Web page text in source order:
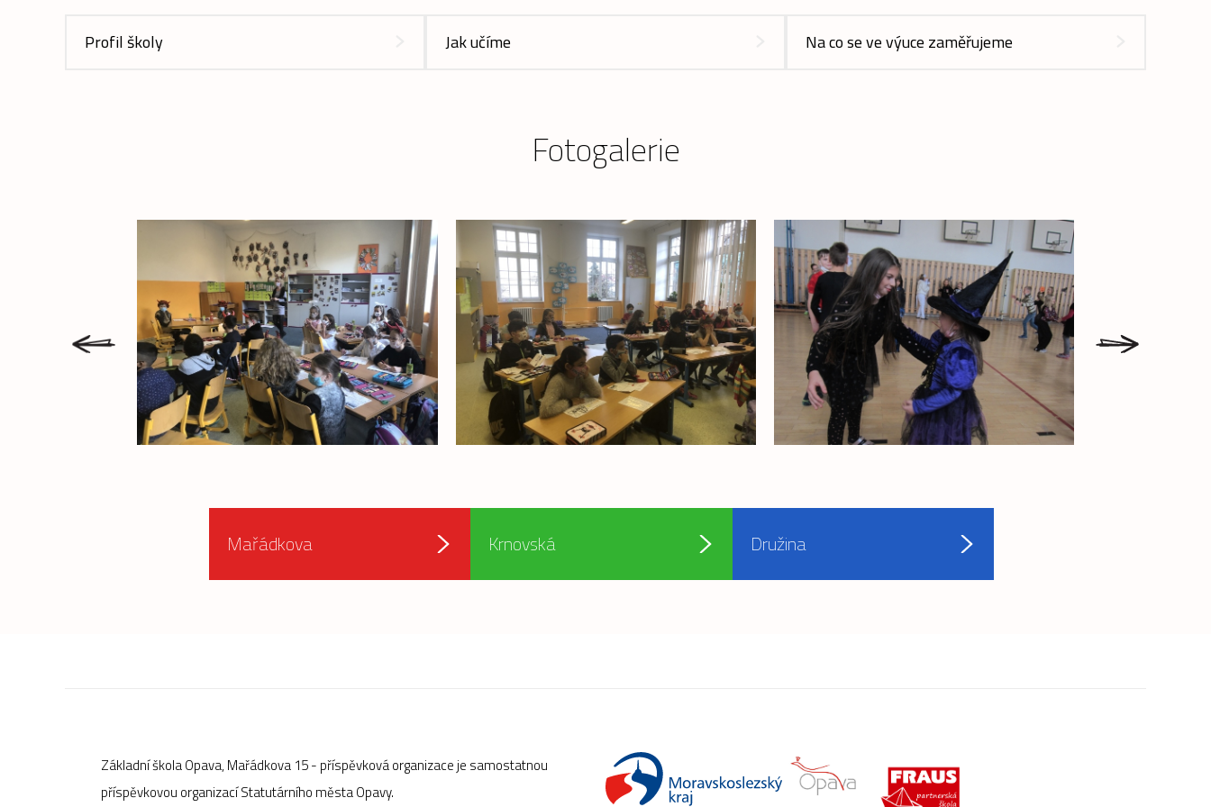
Profil školy Jak učíme Na co se ve výuce zaměřujeme
Fotogalerie
Mařádkova Krnovská Družina
Základní škola Opava, Mařádkova 15 - příspěvková organizace je samostatnou
příspěvkovou organizací Statutárního města Opavy.